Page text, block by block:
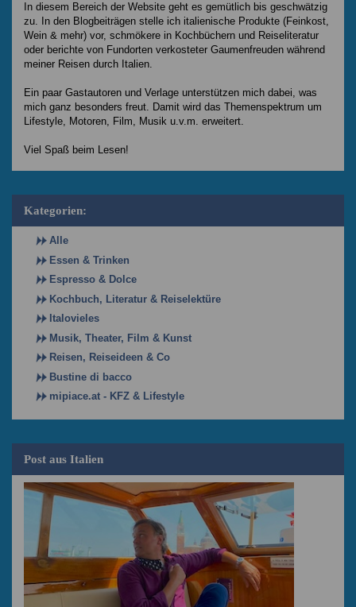
In diesem Bereich der Website geht es gemütlich bis geschwätzig
zu. In den Blogbeiträgen stelle ich italienische Produkte (Feinkost,
Wein & mehr) vor, schmökere in Kochbüchern und Reiseliteratur
oder berichte von Fundorten verkosteter Gaumenfreuden während
meiner Reisen durch Italien.
Ein paar Gastautoren und Verlage unterstützen mich dabei, was
mich ganz besonders freut. Damit wird das Themenspektrum um
Lifestyle, Motoren, Film, Musik u.v.m. erweitert.
Viel Spaß beim Lesen!
Kategorien:
Alle
Essen & Trinken
Espresso & Dolce
Kochbuch, Literatur & Reiselektüre
Italovieles
Musik, Theater, Film & Kunst
Reisen, Reiseideen & Co
Bustine di bacco
mipiace.at - KFZ & Lifestyle
Post aus Italien